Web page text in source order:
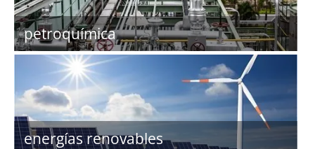
petroquímica
energías renovables